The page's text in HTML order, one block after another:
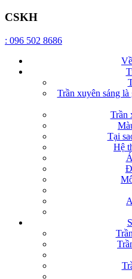
CSKH
: 096 502 8686
Trần xuyên sáng
Trần
Tại
Hệ